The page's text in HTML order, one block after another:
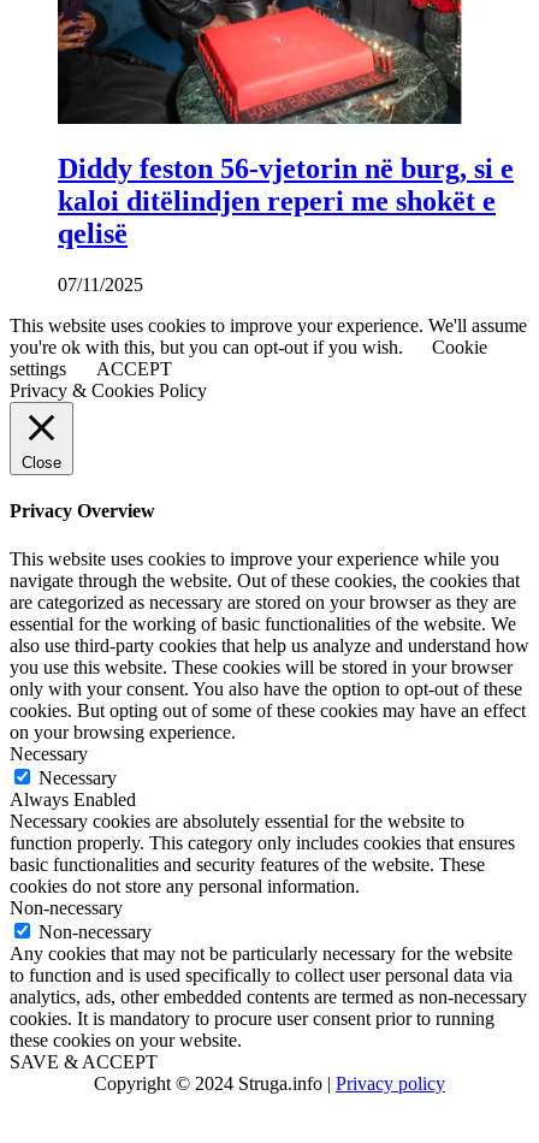
Diddy feston 56-vjetorin në burg, si e
kaloi ditëlindjen reperi me shokët e
qelisë
07/11/2025
This website uses cookies to improve your experience. We'll assume
you're ok with this, but you can opt-out if you wish.
Cookie
settings
ACCEPT
Privacy & Cookies Policy
Close
Privacy Overview
This website uses cookies to improve your experience while you
navigate through the website. Out of these cookies, the cookies that
are categorized as necessary are stored on your browser as they are
essential for the working of basic functionalities of the website. We
also use third-party cookies that help us analyze and understand how
you use this website. These cookies will be stored in your browser
only with your consent. You also have the option to opt-out of these
cookies. But opting out of some of these cookies may have an effect
on your browsing experience.
Necessary
Necessary
Always Enabled
Necessary cookies are absolutely essential for the website to
function properly. This category only includes cookies that ensures
basic functionalities and security features of the website. These
cookies do not store any personal information.
Non-necessary
Non-necessary
Any cookies that may not be particularly necessary for the website
to function and is used specifically to collect user personal data via
analytics, ads, other embedded contents are termed as non-necessary
cookies. It is mandatory to procure user consent prior to running
these cookies on your website.
SAVE & ACCEPT
Copyright © 2024 Struga.info | Privacy policy